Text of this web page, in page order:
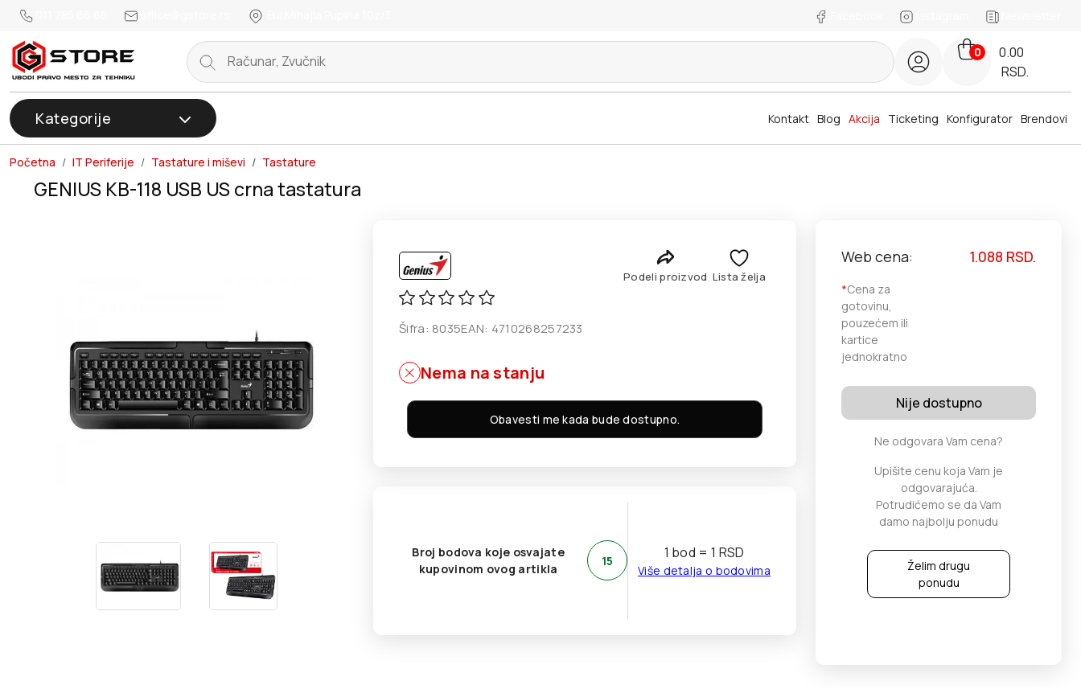
Instagram Newsletter
0
0.00
RSD.
Kategorije Brendovi
Blog Akcija
Kontakt Ticketing Konfigurator
Početna IT Periferije Tastature i miševi Tastature
GENIUS KB-118 USB US crna tastatura
Podeli proizvod Lista želja
Šifra: 8035EAN: 4710268257233
Nema na stanju
Obavesti me kada bude dostupno.
Broj bodova koje osvajate
kupovinom ovog artikla
15 1 bod = 1 RSD
Više detalja o bodovima
Web cena:
*Cena za
gotovinu,
pouzećem ili
kartice
jednokratno
1.088 RSD.
Nije dostupno
Ne odgovara Vam cena?
Upišite cenu koja Vam je
odgovarajuća.
Potrudićemo se da Vam
damo najbolju ponudu
Želim drugu
ponudu